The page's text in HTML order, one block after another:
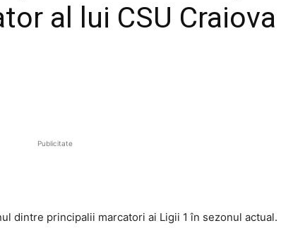
al lui CSU Craiova
Publicitate
dintre principalii marcatori ai Ligii 1 în sezonul actual.